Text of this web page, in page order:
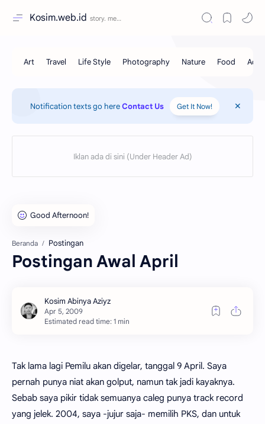
Kosim.web.id
Notification texts go hereContact Us Get It Now!
Beranda Postingan
Postingan Awal April
Estimated read time: 1 min
Tak lama lagi Pemilu akan digelar, tanggal 9 April. Saya
pernah punya niat akan golput, namun tak jadi kayaknya.
Sebab saya pikir tidak semuanya caleg punya track record
yang jelek. 2004, saya -jujur saja- memilih PKS, dan untuk